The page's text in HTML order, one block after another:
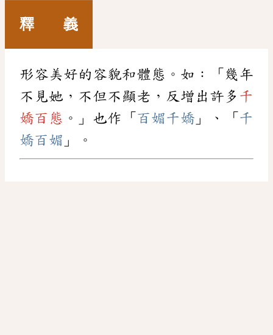
釋 義
形容美好的容貌和體態。如：「幾年
不見她，不但不顯老，反增出許多 千
嬌百態 。」也作「 百媚千嬌 」、「 千
嬌百媚 」。